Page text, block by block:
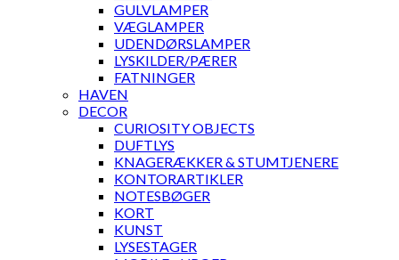
GULVLAMPER
VÆGLAMPER
UDENDØRSLAMPER
LYSKILDER/PÆRER
FATNINGER
HAVEN
DECOR
CURIOSITY OBJECTS
DUFTLYS
KNAGERÆKKER & STUMTJENERE
KONTORARTIKLER
NOTESBØGER
KORT
KUNST
LYSESTAGER